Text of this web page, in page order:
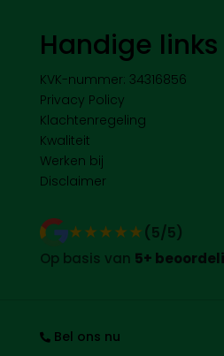
Bel ons nu
Handige links
KVK-nummer: 34316856
Privacy Policy
Klachtenregeling
Kwaliteit
Werken bij
Disclaimer
★★★★★
★★★★★(5/5)
Op basis van 5+